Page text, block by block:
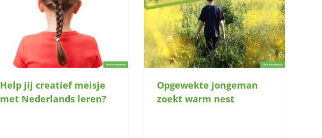
Help jij creatief meisje
met Nederlands leren?
Opgewekte jongeman zoekt warm
nest
Opgewekte jongeman
zoekt warm nest